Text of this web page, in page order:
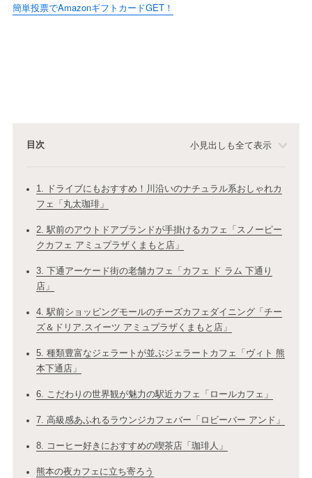
簡単投票でAmazonギフトカードGET！
目次 小見出しも全て表示
1. ドライブにもおすすめ！川沿いのナチュラル系おしゃれカ
フェ「丸太珈琲」
2. 駅前のアウトドアブランドが手掛けるカフェ「スノーピー
クカフェ アミュプラザくまもと店」
3. 下通アーケード街の老舗カフェ「カフェ ド ラム 下通り
店」
4. 駅前ショッピングモールのチーズカフェダイニング「チー
ズ＆ドリア.スイーツ アミュプラザくまもと店」
5. 種類豊富なジェラートが並ぶジェラートカフェ「ヴィト 熊
本下通店」
6. こだわりの世界観が魅力の駅近カフェ「ロールカフェ」
7. 高級感あふれるラウンジカフェバー「ロビーバー アンド」
8. コーヒー好きにおすすめの喫茶店「珈琲人」
熊本の夜カフェに立ち寄ろう